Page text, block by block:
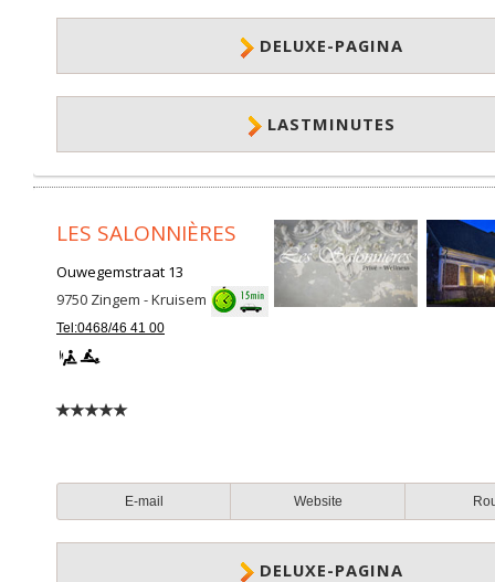
DELUXE-PAGINA
LASTMINUTES
LES SALONNIÈRES
Ouwegemstraat 13
9750 Zingem - Kruisem
Tel:0468/46 41 00
E-mail Website
DELUXE-PAGINA